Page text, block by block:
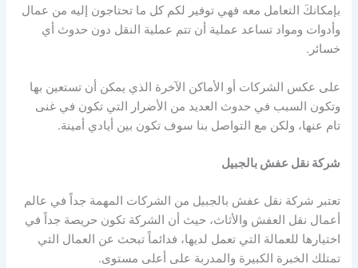
بإمكانكَ التعامل معه فهي توفير لكم كل ما تحتاجون إليه من عمال
وأدوات ومواد تساعد عملية أن تتم عملية النقل دون حدوث أي
خسائر.
على عكس الشركات أو الأماكن الآخرة الذي يمكن أن تستعين بها
وتكون السبب في حدوث العديد من الأضرار التي تكون في غنى
تام عنها، ولكن مع التواصل بنا سوف تكون بين أيادي أمينة.
شركة نقل عفش بالجبيل
تعتبر شركة نقل عفش بالجبيل من الشركات المهمة جداً في عالم
أعمال نقل العفش والأثاث، حيث أن الشركة تكون حريصة جداً في
اختيارها للعمالة التي تعمل لديها، فدائماً تبحث عن العمال التي
تمتلك الخبرة الكبيرة والمدربة على أعلى مستوى.